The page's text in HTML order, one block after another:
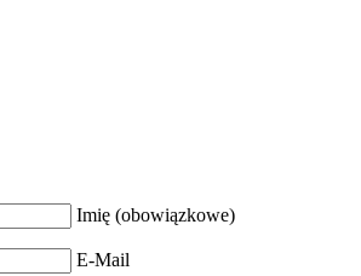
Imię (obowiązkowe)
E-Mail